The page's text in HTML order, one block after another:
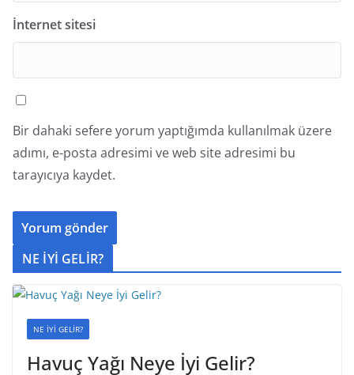
İnternet sitesi
Bir dahaki sefere yorum yaptığımda kullanılmak üzere
adımı, e-posta adresimi ve web site adresimi bu
tarayıcıya kaydet.
NE İYİ GELİR?
NE İYİ GELİR?
Havuç Yağı Neye İyi Gelir?